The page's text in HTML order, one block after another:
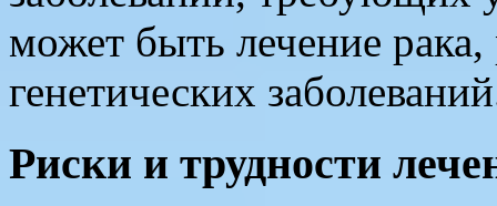
может быть лечение
генетических
Риски и трудности